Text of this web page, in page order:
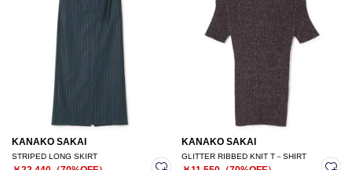
KANAKO SAKAI
STRIPED LONG SKIRT
KANAKO SAKAI
GLITTER RIBBED KNIT T－SHIRT